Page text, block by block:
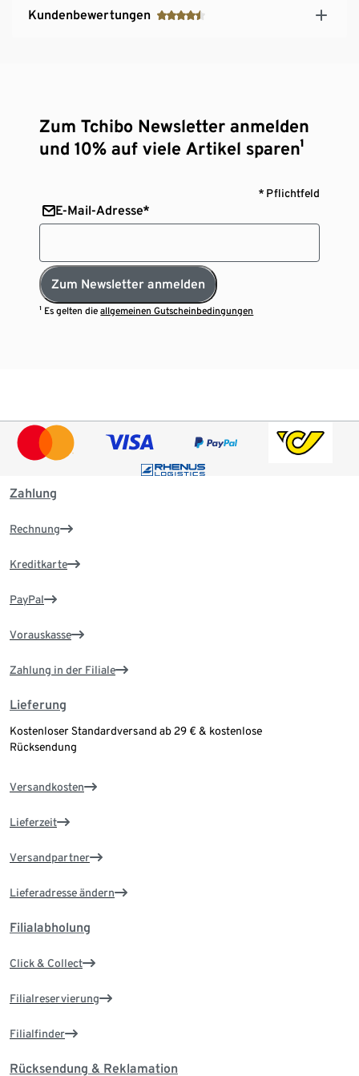
Kundenbewertungen
Zum Tchibo Newsletter anmelden
und 10% auf viele Artikel sparen¹
* Pflichtfeld
E-Mail-Adresse*
Zum Newsletter anmelden
¹ Es gelten dieallgemeinen Gutscheinbedingungen
Zahlung
Rechnung
Kreditkarte
PayPal
Vorauskasse
Zahlung in der Filiale
Lieferung
Kostenloser Standardversand ab 29 € & kostenlose
Rücksendung
Versandkosten
Lieferzeit
Versandpartner
Lieferadresse ändern
Filialabholung
Click & Collect
Filialreservierung
Filialfinder
Rücksendung & Reklamation